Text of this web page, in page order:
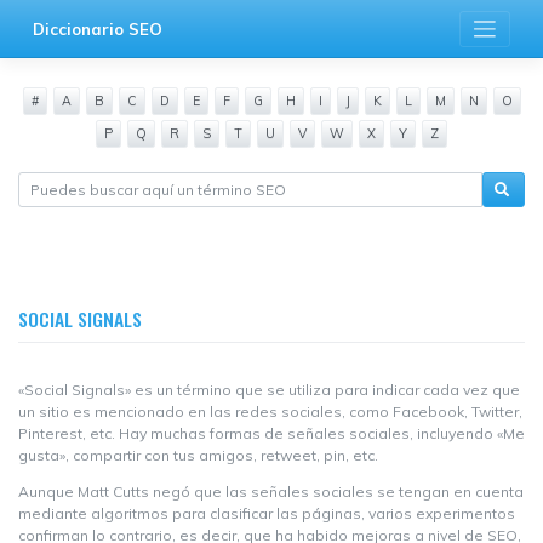
Diccionario SEO
# A B C D E F G H I J K L M N
O
P
Q R S T U V W X Y Z
SOCIAL SIGNALS
«Social Signals» es un término que se utiliza para indicar cada vez que
un sitio es mencionado en las redes sociales, como Facebook, Twitter,
Pinterest, etc. Hay muchas formas de señales sociales, incluyendo «Me
gusta», compartir con tus amigos, retweet, pin, etc.
Aunque Matt Cutts negó que las señales sociales se tengan en cuenta
mediante algoritmos para clasificar las páginas, varios experimentos
confirman lo contrario, es decir, que ha habido mejoras a nivel de SEO,